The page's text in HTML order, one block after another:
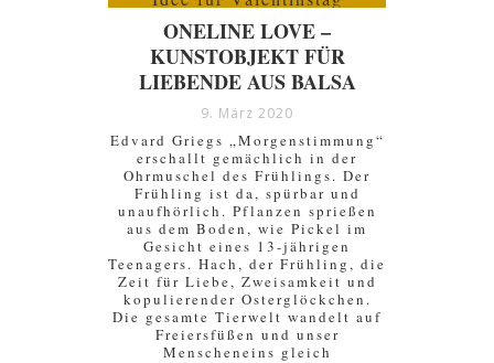
ONELINE LOVE –
KUNSTOBJEKT FÜR
LIEBENDE AUS BALSA
9. März 2020
Edvard Griegs „Morgenstimmung“
erschallt gemächlich in der
Ohrmuschel des Frühlings. Der
Frühling ist da, spürbar und
unaufhörlich. Pflanzen sprießen
aus dem Boden, wie Pickel im
Gesicht eines 13-jährigen
Teenagers. Hach, der Frühling, die
Zeit für Liebe, Zweisamkeit und
kopulierender Osterglöckchen.
Die gesamte Tierwelt wandelt auf
Freiersfüßen und unser
Menscheneins gleich